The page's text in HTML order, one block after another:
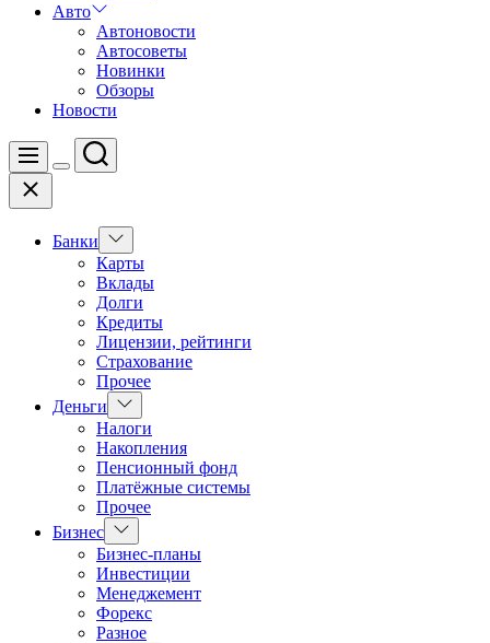
Авто
Автоновости
Автосоветы
Новинки
Обзоры
Новости
Меню
Цвет
Поиск
Закрыть
Банки
Показать
подменю
Карты
Вклады
Долги
Кредиты
Лицензии, рейтинги
Страхование
Прочее
Деньги
Показать
подменю
Налоги
Накопления
Пенсионный фонд
Платёжные системы
Прочее
Бизнес Показать
подменю
Бизнес-планы
Инвестиции
Менеджемент
Форекс
Разное